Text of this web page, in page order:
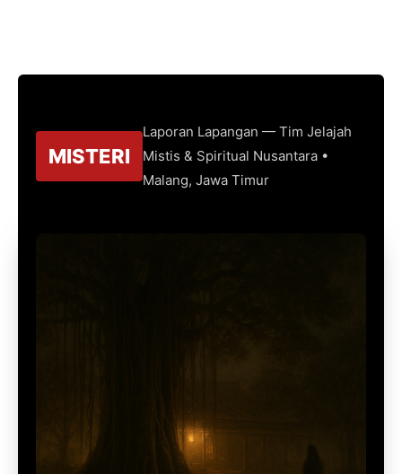
MISTERI
Laporan Lapangan — Tim Jelajah
Mistis & Spiritual Nusantara •
Malang, Jawa Timur